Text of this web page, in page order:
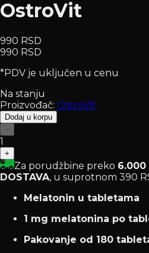
OstroVit
990 RSD
990 RSD
*PDV je uključen u cenu
Na stanju
Proizvođač: OstroVit
Dodaj u korpu
−
1
+
Za porudžbine preko 6.000
DOSTAVA, u suprotnom 390
Melatonin u tabletama
1 mg melatonina po
Pakovanje od 180